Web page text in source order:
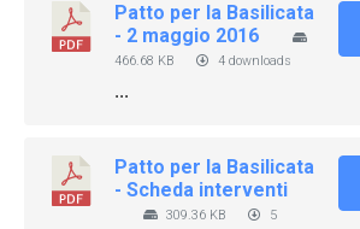
Patto per la Basilicata
- 2 maggio 2016
466.68 KB 4 downloads
...
Patto per la Basilicata
- Scheda interventi
309.36 KB
5